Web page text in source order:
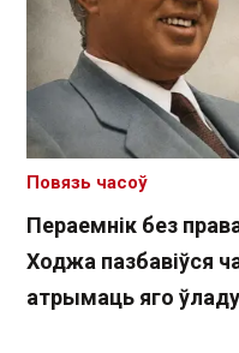
Пераемнік без
Ходжа пазбавіўся
атрымаць яго ўладу
Повязь часоў